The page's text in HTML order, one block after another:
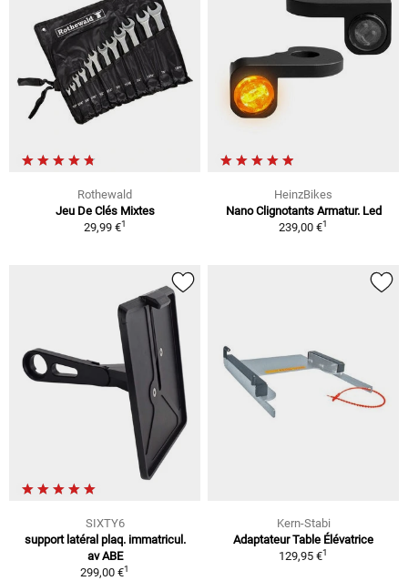
Rothewald
Jeu De Clés Mixtes
29,99 €1
HeinzBikes
Nano Clignotants Armatur. Led
239,00 €1
SIXTY6
support latéral plaq. immatricul.
av ABE
299,00 €1
Kern-Stabi
Adaptateur Table Élévatrice
129,95 €1